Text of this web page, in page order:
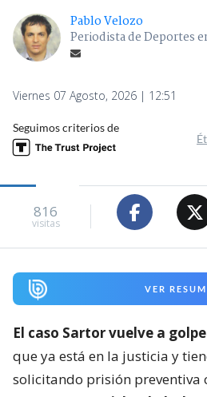
Pablo Velozo
Periodista de Deportes
Viernes 07 Agosto, 2026 | 12:51
Seguimos criterios de
816
visitas
VER
El caso Sartor vuelve a
que ya está en la justicia y
solicitando prisión preventiva